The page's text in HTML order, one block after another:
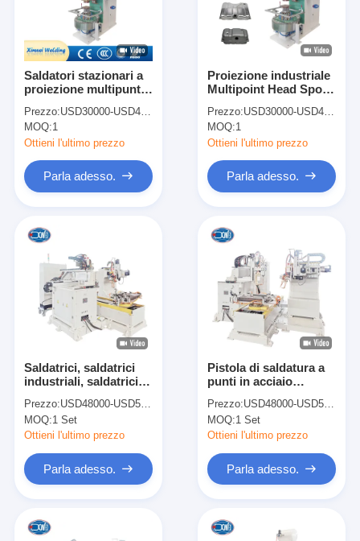
Saldatori stazionari a
proiezione multipunto
di saldatura Saldatori
di serbatoi di
combustibile
Prezzo:USD30000-USD40000
MOQ:1
Ottieni l'ultimo prezzo
Parla adesso.
Proiezione industriale
Multipoint Head Spot
Saldatura macchina
Prezzo:USD30000-USD40000
MOQ:1
Ottieni l'ultimo prezzo
Parla adesso.
Saldatrici, saldatrici
industriali, saldatrici
per acciaio
inossidabile
Prezzo:USD48000-USD58000
MOQ:1 Set
Ottieni l'ultimo prezzo
Parla adesso.
Pistola di saldatura a
punti in acciaio
automatica Saldatrice
automatica
Prezzo:USD48000-USD58000
MOQ:1 Set
Ottieni l'ultimo prezzo
Parla adesso.